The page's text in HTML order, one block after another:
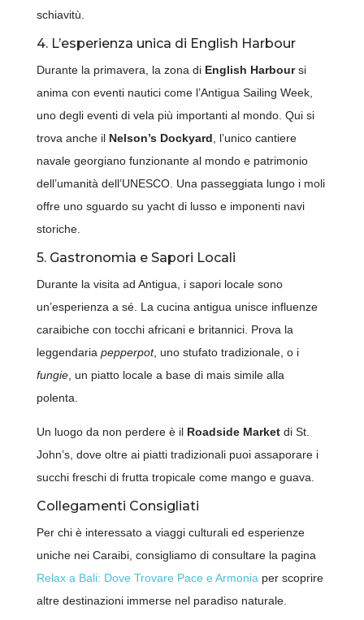
schiavitù.
4. L’esperienza unica di English Harbour
Durante la primavera, la zona di English Harboursi
anima con eventi nautici come l’Antigua Sailing Week,
uno degli eventi di vela più importanti al mondo. Qui si
trova anche il Nelson’s Dockyard, l’unico cantiere
navale georgiano funzionante al mondo e patrimonio
dell’umanità dell’UNESCO. Una passeggiata lungo i moli
offre uno sguardo su yacht di lusso e imponenti navi
storiche.
5. Gastronomia e Sapori Locali
Durante la visita ad Antigua, i sapori locale sono
un’esperienza a sé. La cucina antigua unisce influenze
caraibiche con tocchi africani e britannici. Prova la
leggendaria pepperpot, uno stufato tradizionale, o i
fungie, un piatto locale a base di mais simile alla
polenta.
Un luogo da non perdere è il Roadside Marketdi St.
John’s, dove oltre ai piatti tradizionali puoi assaporare i
succhi freschi di frutta tropicale come mango e guava.
Collegamenti Consigliati
Per chi è interessato a viaggi culturali ed esperienze
uniche nei Caraibi, consigliamo di consultare la pagina
Relax a Bali: Dove Trovare Pace e Armoniaper scoprire
altre destinazioni immerse nel paradiso naturale.